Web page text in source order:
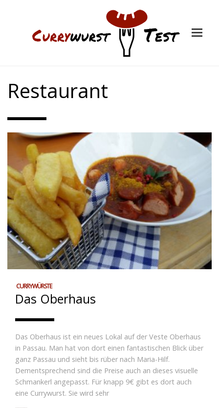
Restaurant
CURRYWÜRSTE
Das Oberhaus
Das Oberhaus ist ein neues Lokal auf der Veste Oberhaus
in Passau. Man hat von dort einen fantastischen Blick über
ganz Passau und sieht bis rüber nach Maria-Hilf.
Dementsprechend sind die Preise auch an dieses visuelle
Schmankerl angepasst. Für knapp 9€ gibt es dort auch
eine Currywurst. Sie wird sehr